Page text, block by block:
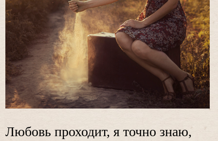
Любовь проходит, я точно знаю,